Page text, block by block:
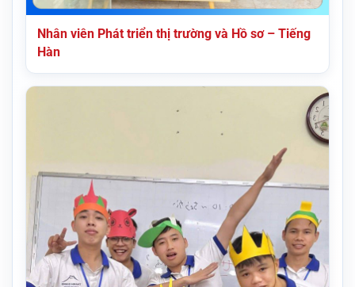
Nhân viên Phát triển thị trường và Hồ sơ – Tiếng
Hàn